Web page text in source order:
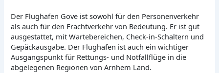
Der Flughafen Gove ist sowohl für den Personenverkehr
als auch für den Frachtverkehr von Bedeutung. Er ist gut
ausgestattet, mit Wartebereichen, Check-in-Schaltern und
Gepäckausgabe. Der Flughafen ist auch ein wichtiger
Ausgangspunkt für Rettungs- und Notfallflüge in die
abgelegenen Regionen von Arnhem Land.